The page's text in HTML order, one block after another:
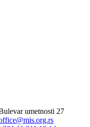
umetnosti 27